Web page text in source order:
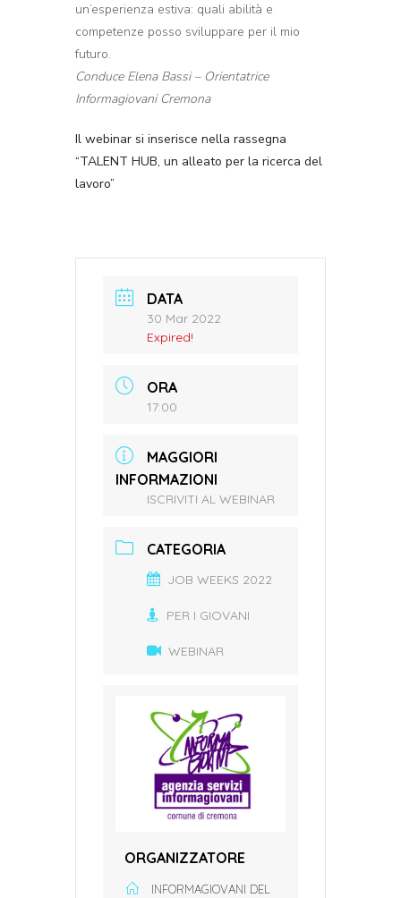
un’esperienza estiva: quali abilità e
competenze posso sviluppare per il mio
futuro.
Conduce Elena Bassi– Orientatrice
Informagiovani Cremona
Il webinar si inserisce nella rassegna
“TALENT HUB, un alleato per la ricerca del
lavoro”
DATA
30 Mar 2022
Expired!
ORA
17:00
MAGGIORI
INFORMAZIONI
ISCRIVITI AL WEBINAR
CATEGORIA
JOB WEEKS 2022
PER I GIOVANI
WEBINAR
ORGANIZZATORE
INFORMAGIOVANI DEL